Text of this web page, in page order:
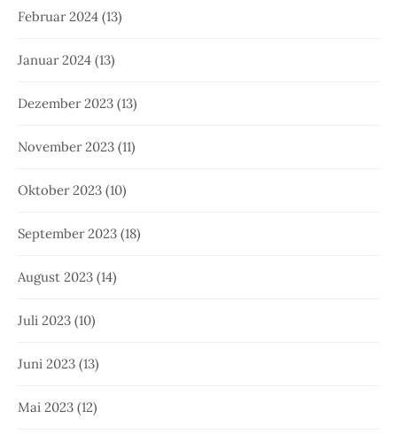
Februar 2024 (13)
Januar 2024 (13)
Dezember 2023 (13)
November 2023 (11)
Oktober 2023 (10)
September 2023 (18)
August 2023 (14)
Juli 2023 (10)
Juni 2023 (13)
Mai 2023 (12)